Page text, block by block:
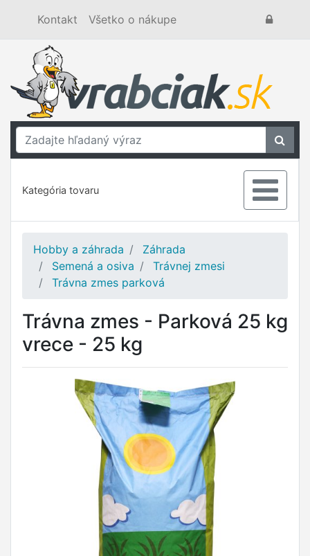
Kontakt Všetko o nákupe
Kategória tovaru
Hobby a záhrada
Záhrada
Semená a osiva
Trávnej zmesi
Trávna zmes parková
Trávna zmes - Parková 25 kg
vrece - 25 kg